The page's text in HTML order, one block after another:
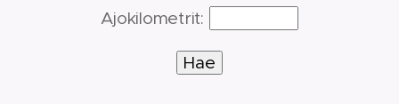
Ajokilometrit: